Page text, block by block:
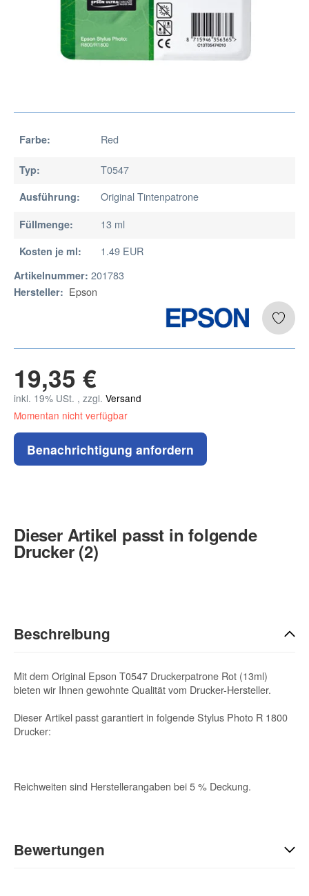
Farbe: Red
Typ: T0547
Ausführung: Original Tintenpatrone
Füllmenge: 13 ml
Kosten je ml: 1.49 EUR
Artikelnummer: 201783
Hersteller: Epson
19,35 €
inkl. 19% USt. , zzgl. Versand
Momentan nicht verfügbar
Benachrichtigung anfordern
Dieser Artikel passt in folgende
Drucker (2)
Beschreibung
Mit dem Original Epson T0547 Druckerpatrone Rot (13ml)
bieten wir Ihnen gewohnte Qualität vom Drucker-Hersteller.
Dieser Artikel passt garantiert in folgende Stylus Photo R 1800
Drucker:
Reichweiten sind Herstellerangaben bei 5 % Deckung.
Bewertungen